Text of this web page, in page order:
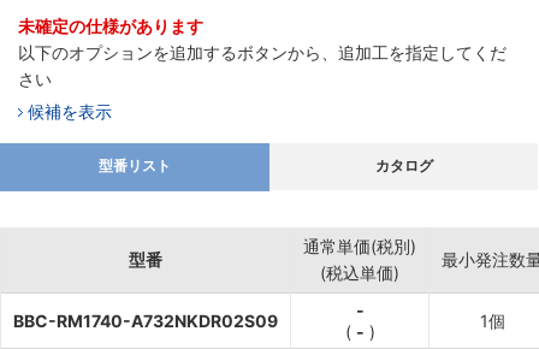
未確定の仕様があります
以下のオプションを追加するボタンから、追加工を指定してくだ
さい
候補を表示
型番リスト カタログ
型番
通常単価(税別)
(税込単価)
最小発注数
BBC-RM1740-A732NKDR02S09
-
( - )
1個